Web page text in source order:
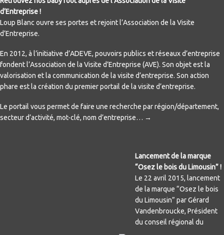
d’Entreprise !
Loup Blanc ouvre ses portes et rejoint l’Association de la Visite
d’Entreprise.
En 2012, à l’initiative d’ADEVE, pouvoirs publics et réseaux d’entreprise
fondent l’Association de la Visite d’Entreprise (AVE). Son objet est la
valorisation et la communication de la visite d’entreprise. Son action
phare est la création du premier portail de la visite d’entreprise.
Le portail vous permet de faire une recherche par région/département,
secteur d’activité, mot-clé, nom d’entreprise… →
Lancement de la marque
“Osez le bois du Limousin” !
Le 22 avril 2015, lancement
de la marque “Osez le bois
du Limousin” par Gérard
Vandenbroucke, Président
du conseil régional du